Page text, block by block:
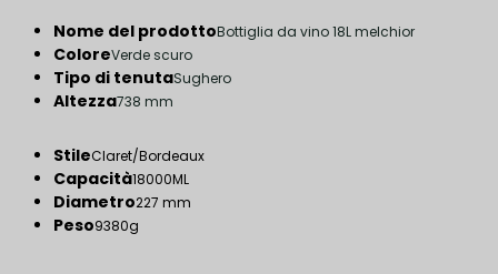
Nome del prodottoBottiglia da vino 18L melchior
ColoreVerde scuro
Tipo di tenutaSughero
Altezza738 mm
StileClaret/Bordeaux
Capacità18000ML
Diametro227 mm
Peso9380g